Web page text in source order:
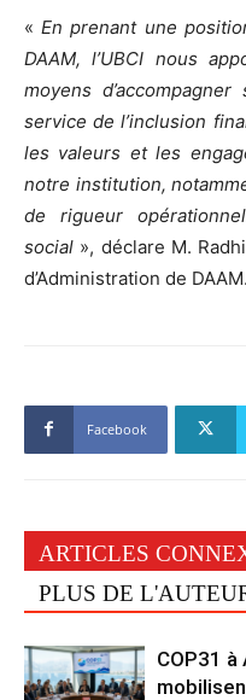
«En prenant une
DAAM, l’UBCI nous
moyens
service de l’inclusion
les valeurs et les
notre institution,
de rigueur
social », déclare M.
d’Administration de DAAM.
Facebook
ARTICLES
PLUS DE
COP31 à